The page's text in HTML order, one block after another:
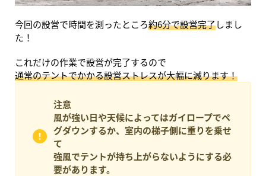
今回の設営で時間を測ったところ約6分で設営完了しまし
た！
これだけの作業で設営が完了するので
通常のテントでかかる設営ストレスが大幅に減ります！
注意
風が強い日や天候によってはガイロープでペ
グダウンするか、室内の梯子側に重りを乗せ
て
強風でテントが持ち上がらないようにする必
要があります。